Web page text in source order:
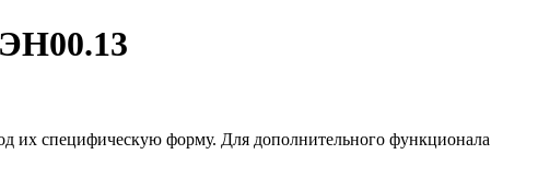
их специфическую форму. Для дополнительного функционала